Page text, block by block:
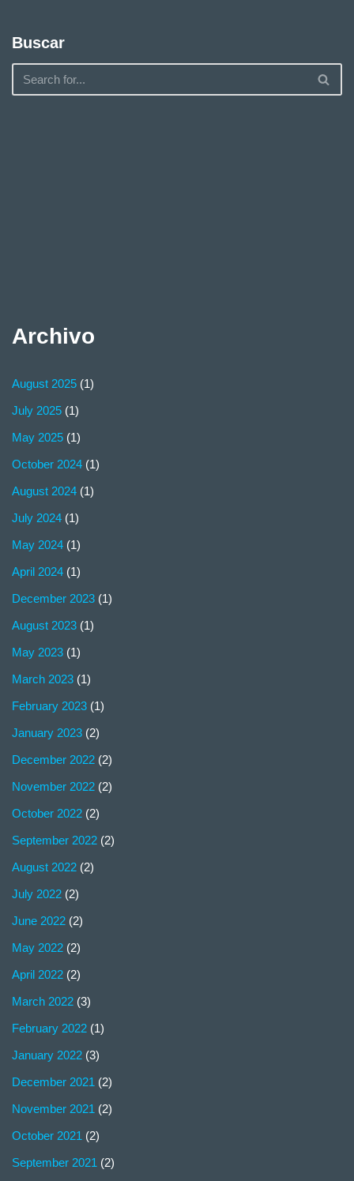
Buscar
Archivo
August 2025 (1)
July 2025 (1)
May 2025 (1)
October 2024 (1)
August 2024 (1)
July 2024 (1)
May 2024 (1)
April 2024 (1)
December 2023 (1)
August 2023 (1)
May 2023 (1)
March 2023 (1)
February 2023 (1)
January 2023 (2)
December 2022 (2)
November 2022 (2)
October 2022 (2)
September 2022 (2)
August 2022 (2)
July 2022 (2)
June 2022 (2)
May 2022 (2)
April 2022 (2)
March 2022 (3)
February 2022 (1)
January 2022 (3)
December 2021 (2)
November 2021 (2)
October 2021 (2)
September 2021 (2)